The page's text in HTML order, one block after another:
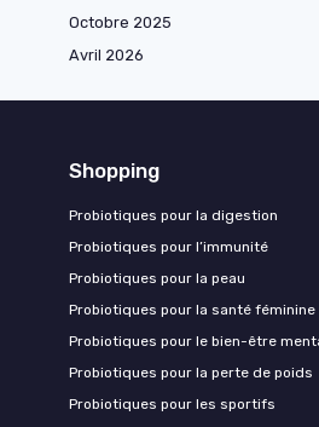
Octobre 2025
Avril 2026
Shopping
Probiotiques pour la digestion
Probiotiques pour l’immunité
Probiotiques pour la peau
Probiotiques pour la santé féminine
Probiotiques pour le bien-être
Probiotiques pour la perte de poids
Probiotiques pour les sportifs